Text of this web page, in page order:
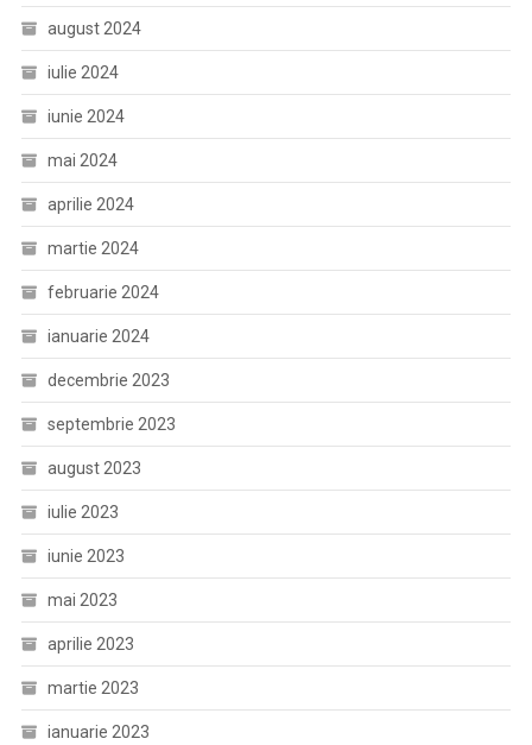
august 2024
iulie 2024
iunie 2024
mai 2024
aprilie 2024
martie 2024
februarie 2024
ianuarie 2024
decembrie 2023
septembrie 2023
august 2023
iulie 2023
iunie 2023
mai 2023
aprilie 2023
martie 2023
ianuarie 2023